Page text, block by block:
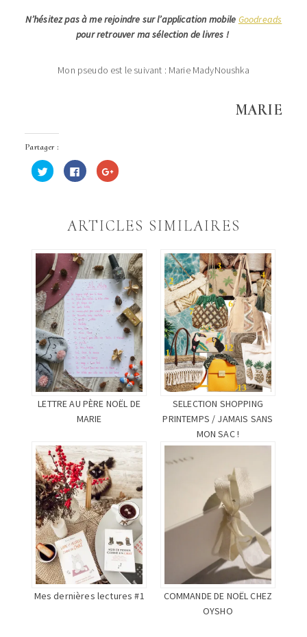
N’hésitez pas à me rejoindre sur l’application mobile Goodreads
pour retrouver ma sélection de livres !
Mon pseudo est le suivant : Marie MadyNoushka
MARIE
Partager :
Cliquez
pour
partager
nouvelle
fenêtre)
Cliquez
pour
partager
une
nouvelle
fenêtre)
Cliquez
pour
dans
une
nouvelle
ARTICLES SIMILAIRES
LETTRE AU PÈRE NOËL DE
MARIE
SELECTION SHOPPING
PRINTEMPS / JAMAIS SANS
MON SAC !
Mes dernières lectures #1
COMMANDE DE NOËL CHEZ
OYSHO